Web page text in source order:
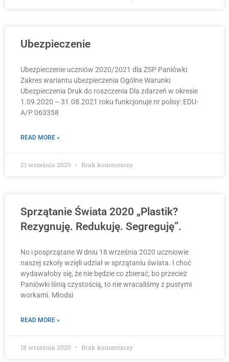
Ubezpieczenie
Ubezpieczenie uczniów 2020/2021 dla ZSP Paniówki
Zakres wariantu ubezpieczenia Ogólne Warunki
Ubezpieczenia Druk do roszczenia Dla zdarzeń w okresie
1.09.2020 – 31.08.2021 roku funkcjonuje nr polisy: EDU-
A/P 063358
READ MORE »
21 września 2020 Brak komentarzy
Sprzątanie Świata 2020 „Plastik?
Rezygnuję. Redukuję. Segreguję”.
No i posprzątane W dniu 18 września 2020 uczniowie
naszej szkoły wzięli udział w sprzątaniu świata. I choć
wydawałoby się, że nie będzie co zbierać, bo przecież
Paniówki lśnią czystością, to nie wracaliśmy z pustymi
workami. Młodsi
READ MORE »
18 września 2020 Brak komentarzy